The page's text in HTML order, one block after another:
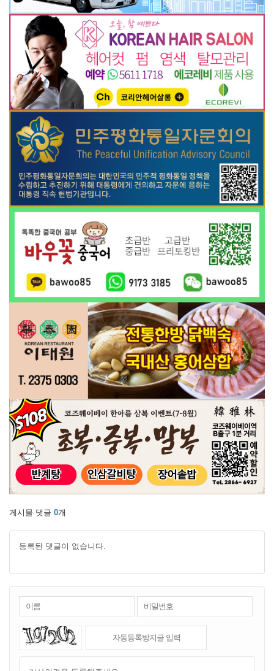
게시물 댓글 0개
등록된 댓글이 없습니다.